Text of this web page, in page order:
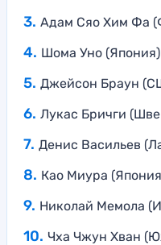
Адам Сяо Хим Фа
Шома Уно
Джейсон Браун
Лукас Бричги
Денис Васильев
Као Миура
Николай Мемола
Чха Чжун Хван